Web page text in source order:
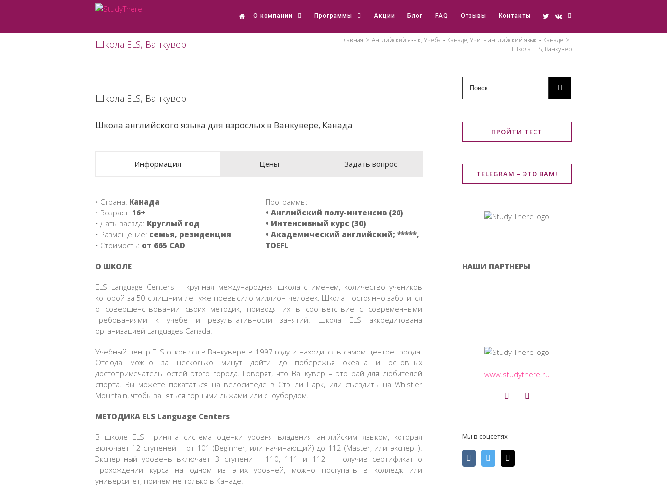
О компании Программы Акции Блог FAQ Отзывы Контакты
Школа ELS, Ванкувер Главная > Английский язык, Учеба в Канаде, Учить английский язык в Канаде >
Школа ELS, Ванкувер
Larger
Image
Школа ELS, Ванкувер
Школа английского языка для взрослых в Ванкувере, Канада
Информация Цены Задать вопрос
• Страна: Канада
• Возраст: 16+
• Даты заезда: Круглый год
• Размещение: семья, резиденция
• Стоимость: от 665 CAD
Программы:
• Английский полу-интенсив (20)
• Интенсивный курс (30)
• Академический английский; *****,
TOEFL
О ШКОЛЕ
ELS Language Centers – крупная международная школа с именем, количество учеников
которой за 50 с лишним лет уже превысило миллион человек. Школа постоянно заботится
о совершенствовании своих методик, приводя их в соответствие с современными
требованиями к учебе и результативности занятий. Школа ELS аккредитована
организацией Languages Canada.
Учебный центр ELS открылся в Ванкувере в 1997 году и находится в самом центре города.
Отсюда можно за несколько минут дойти до побережья океана и основных
достопримечательностей этого города. Говорят, что Ванкувер – это рай для любителей
спорта. Вы можете покататься на велосипеде в Стэнли Парк, или съездить на Whistler
Mountain, чтобы заняться горными лыжами или сноубордом.
МЕТОДИКА ELS Language Centers
В школе ELS принята система оценки уровня владения английским языком, которая
включает 12 ступеней – от 101 (Beginner, или начинающий) до 112 (Master, или эксперт).
Экспертный уровень включает 3 ступени – 110, 111 и 112 – получив сертификат о
прохождении курса на одном из этих уровней, можно поступать в колледж или
университет, причем не только в Канаде.
ПРОЙТИ ТЕСТ
TELEGRAM – ЭТО ВАМ!
НАШИ ПАРТНЕРЫ
www.studythere.ru
Мы в соцсетях